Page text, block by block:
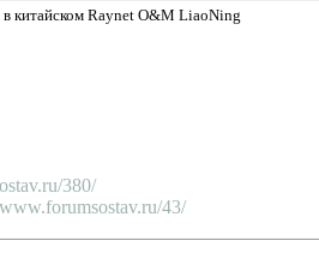
китайском Raynet O&M LiaoNing
380/
43/